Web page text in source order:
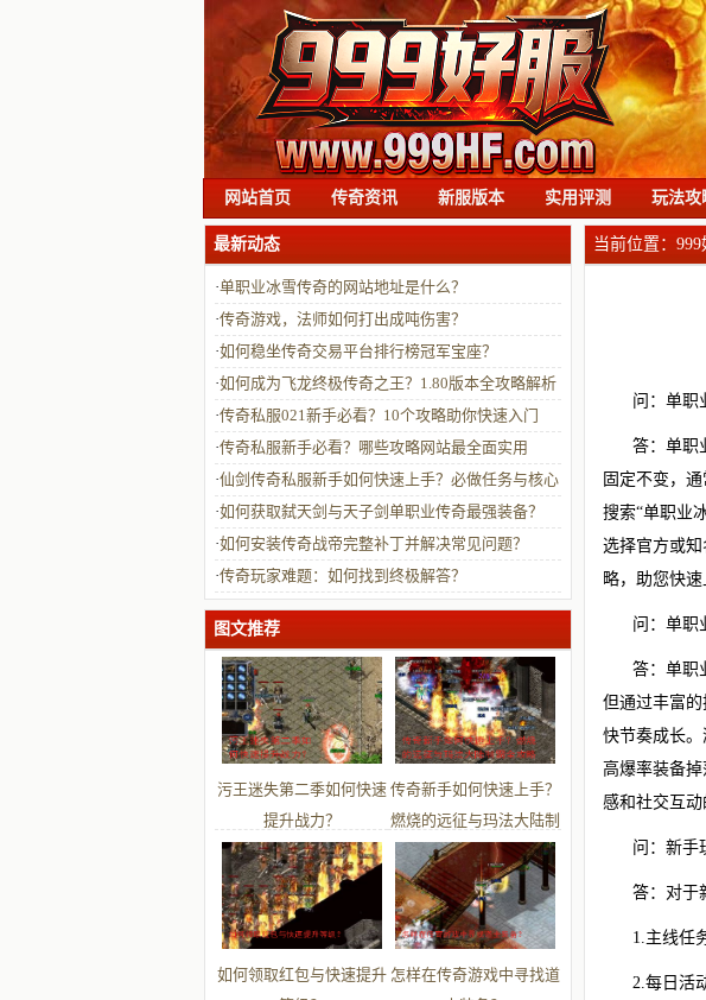
网站首页 传奇资讯 新服版本 实用评测 玩法攻
当前位置： 999
问：单职
答：单职
固定不变，
搜索“单职业
选择官方或
略，助您快速
问：单职
答：单职
但通过丰富
快节奏成长
高爆率装备
感和社交互动
问：新手
答：对于
1.主线任
2.每日活
最新动态
·单职业冰雪传奇的网站地址是什么？
·传奇游戏，法师如何打出成吨伤害？
·如何稳坐传奇交易平台排行榜冠军宝座？
·如何成为飞龙终极传奇之王？1.80版本全攻略解析
·传奇私服021新手必看？10个攻略助你快速入门
·传奇私服新手必看？哪些攻略网站最全面实用
·仙剑传奇私服新手如何快速上手？必做任务与核心
技巧有哪些？
·如何获取弑天剑与天子剑单职业传奇最强装备？
·如何安装传奇战帝完整补丁并解决常见问题？
·传奇玩家难题：如何找到终极解答？
图文推荐
污王迷失第二季如何快速
提升战力？
传奇新手如何快速上手？
燃烧的远征与玛法大陆制
霸全攻略
如何领取红包与快速提升 怎样在传奇游戏中寻找道